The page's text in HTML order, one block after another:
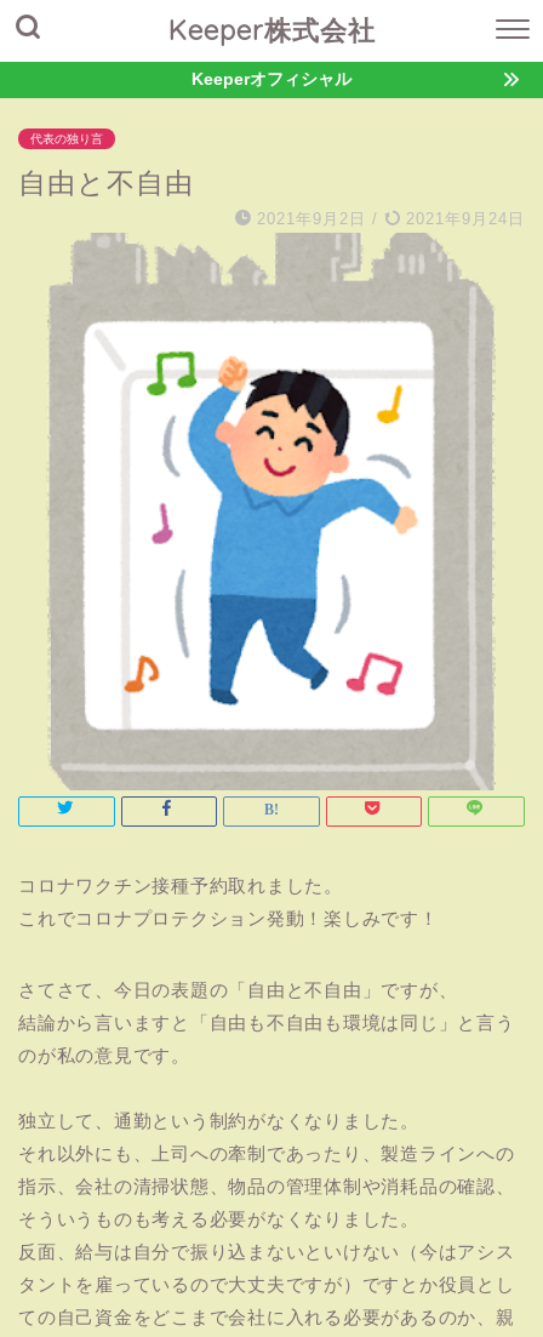
Keeper株式会社
Keeperオフィシャル
代表の独り言
自由と不自由
2021年9月2日 / 2021年9月24日
コロナワクチン接種予約取れました。
これでコロナプロテクション発動！楽しみです！
さてさて、今日の表題の「自由と不自由」ですが、
結論から言いますと「自由も不自由も環境は同じ」と言う
のが私の意見です。
独立して、通勤という制約がなくなりました。
それ以外にも、上司への牽制であったり、製造ラインへの
指示、会社の清掃状態、物品の管理体制や消耗品の確認、
そういうものも考える必要がなくなりました。
反面、給与は自分で振り込まないといけない（今はアシス
タントを雇っているので大丈夫ですが）ですとか役員とし
ての自己資金をどこまで会社に入れる必要があるのか、親